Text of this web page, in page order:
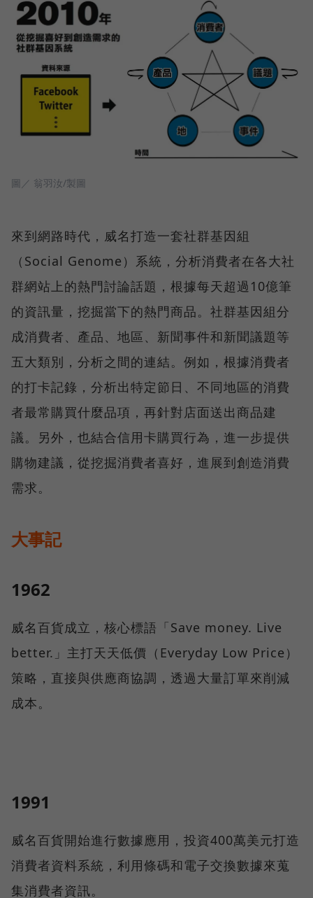
圖／ 翁羽汝/製圖
來到網路時代，威名打造一套社群基因組
（Social Genome）系統，分析消費者在各大社
群網站上的熱門討論話題，根據每天超過10億筆
的資訊量，挖掘當下的熱門商品。社群基因組分
成消費者、產品、地區、新聞事件和新聞議題等
五大類別，分析之間的連結。例如，根據消費者
的打卡記錄，分析出特定節日、不同地區的消費
者最常購買什麼品項，再針對店面送出商品建
議。另外，也結合信用卡購買行為，進一步提供
購物建議，從挖掘消費者喜好，進展到創造消費
需求。
大事記
1962
威名百貨成立，核心標語「Save money. Live
better.」主打天天低價（Everyday Low Price）
策略，直接與供應商協調，透過大量訂單來削減
成本。
1991
威名百貨開始進行數據應用，投資400萬美元打造
消費者資料系統，利用條碼和電子交換數據來蒐
集消費者資訊。